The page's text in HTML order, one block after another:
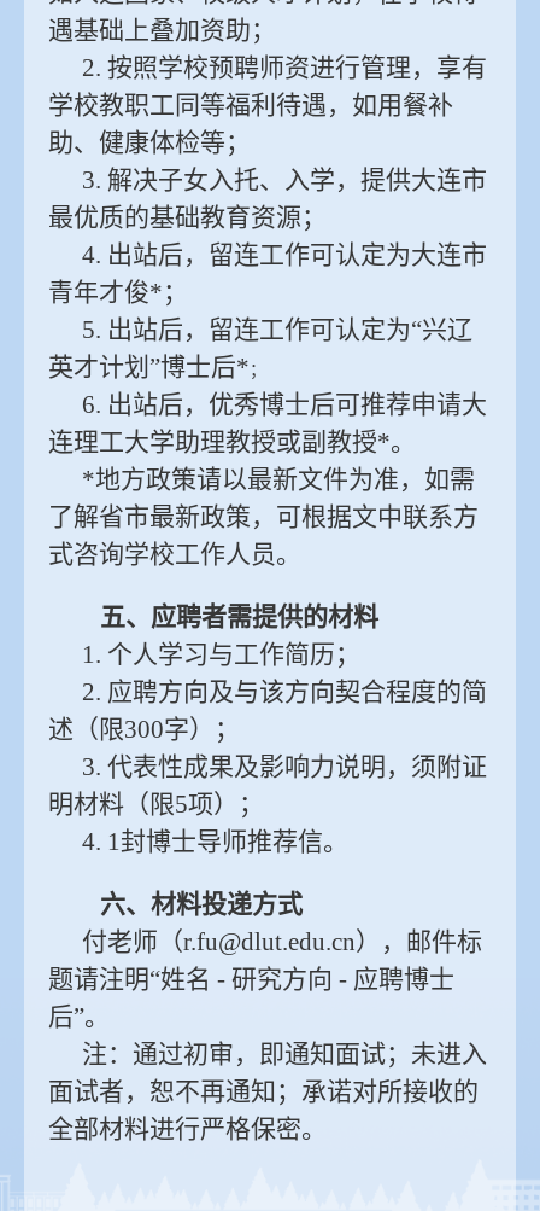
遇基础上叠加资助；
2. 按照学校预聘师资进行管理，享有
学校教职工同等福利待遇，如用餐补
助、健康体检等；
3. 解决子女入托、入学，提供大连市
最优质的基础教育资源；
4. 出站后，留连工作可认定为大连市
青年才俊*；
5. 出站后，留连工作可认定为“兴辽
英才计划”博士后* ；
6. 出站后，优秀博士后可推荐申请大
连理工大学助理教授或副教授*。
*地方政策请以最新文件为准，如需
了解省市最新政策，可根据文中联系方
式咨询学校工作人员。
五、应聘者需提供的材料
1. 个人学习与工作简历；
2. 应聘方向及与该方向契合程度的简
述（限300字）；
3. 代表性成果及影响力说明，须附证
明材料（限5项）；
4. 1封博士导师推荐信。
六、材料投递方式
付老师（r.fu@dlut.edu.cn），邮件标
题请注明“姓名 - 研究方向 - 应聘博士
后”。
注：通过初审，即通知面试；未进入
面试者，恕不再通知；承诺对所接收的
全部材料进行严格保密。